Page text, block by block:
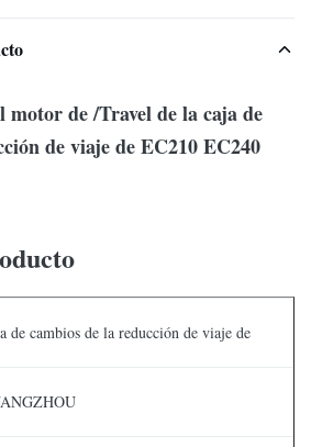
motor de /Travel de la caja de
de viaje de EC210 EC240
de cambios de la reducción de viaje de